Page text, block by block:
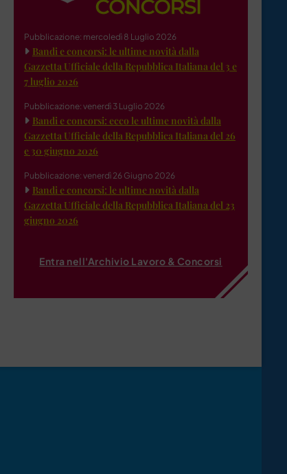
Pubblicazione: mercoledì 8 Luglio 2026
Bandi e concorsi: le ultime novità dalla
Gazzetta Ufficiale della Repubblica Italiana del 3 e
7 luglio 2026
Pubblicazione: venerdì 3 Luglio 2026
Bandi e concorsi: ecco le ultime novità dalla
Gazzetta Ufficiale della Repubblica Italiana del 26
e 30 giugno 2026
Pubblicazione: venerdì 26 Giugno 2026
Bandi e concorsi: le ultime novità dalla
Gazzetta Ufficiale della Repubblica Italiana del 23
giugno 2026
Entra nell'Archivio Lavoro & Concorsi